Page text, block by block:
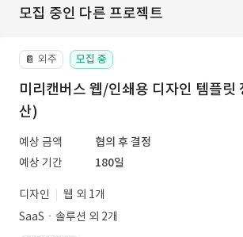
모집 중인 다른 프로젝트
📔 외주 모집 중
미리캔버스 웹/인쇄용 디자인 템플릿
산)
예상 금액
협의 후 결정
예상 기간
180일
디자인
웹 외 1개
SaaSㆍ솔루션 외 2개